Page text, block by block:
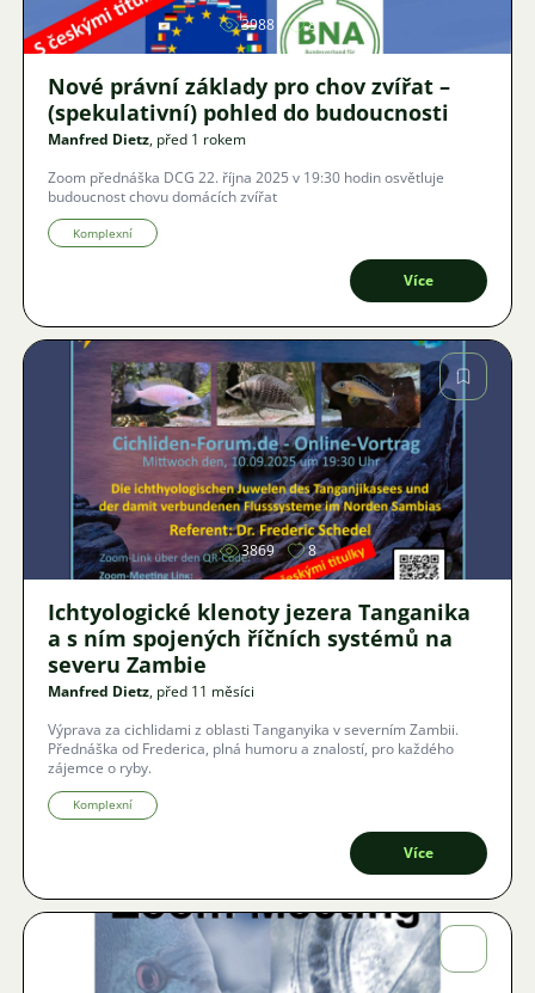
3988 8
Nové právní základy pro chov zvířat –
(spekulativní) pohled do budoucnosti
Manfred Dietz, před 1 rokem
Zoom přednáška DCG 22. října 2025 v 19:30 hodin osvětluje
budoucnost chovu domácích zvířat
Komplexní
Více
Obrázek
3869 8
Ichtyologické klenoty jezera Tanganika
a s ním spojených říčních systémů na
severu Zambie
Manfred Dietz, před 11 měsíci
Výprava za cichlidami z oblasti Tanganyika v severním Zambii.
Přednáška od Frederica, plná humoru a znalostí, pro každého
zájemce o ryby.
Komplexní
Více